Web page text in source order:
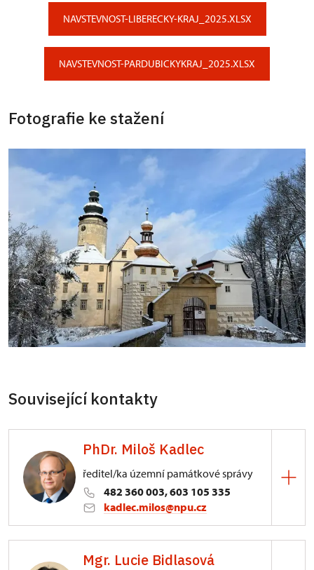
NAVSTEVNOST-LIBERECKY-KRAJ_2025.XLSX
NAVSTEVNOST-PARDUBICKYKRAJ_2025.XLSX
Fotografie ke stažení
Související kontakty
PhDr. Miloš Kadlec
ředitel/ka územní památkové správy
482 360 003, 603 105 335
kadlec.milos@npu.cz
3/, Sychrov 3
Mgr. Lucie Bidlasová